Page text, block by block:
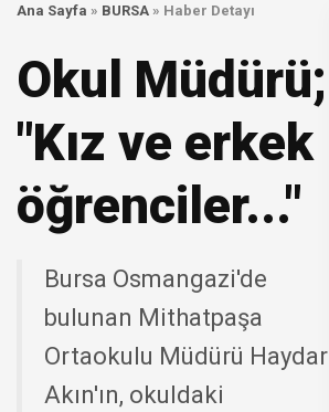
Ana Sayfa » BURSA » Haber Detayı
Okul Müdürü;
"Kız ve erkek
öğrenciler..."
Bursa Osmangazi'de
bulunan Mithatpaşa
Ortaokulu Müdürü Haydar
Akın'ın, okuldaki